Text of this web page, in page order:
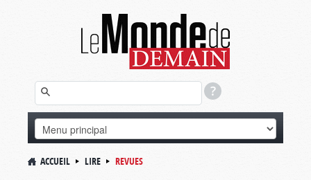
ACCUEIL LIRE REVUES